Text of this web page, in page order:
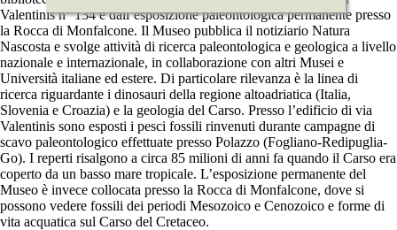
Valentinis n° 134 e dall’esposizione paleontologica permanente presso
la Rocca di Monfalcone. Il Museo pubblica il notiziario Natura
Nascosta e svolge attività di ricerca paleontologica e geologica a livello
nazionale e internazionale, in collaborazione con altri Musei e
Università italiane ed estere. Di particolare rilevanza è la linea di
ricerca riguardante i dinosauri della regione altoadriatica (Italia,
Slovenia e Croazia) e la geologia del Carso. Presso l’edificio di via
Valentinis sono esposti i pesci fossili rinvenuti durante campagne di
scavo paleontologico effettuate presso Polazzo (Fogliano-Redipuglia-
Go). I reperti risalgono a circa 85 milioni di anni fa quando il Carso era
coperto da un basso mare tropicale. L’esposizione permanente del
Museo è invece collocata presso la Rocca di Monfalcone, dove si
possono vedere fossili dei periodi Mesozoico e Cenozoico e forme di
vita acquatica sul Carso del Cretaceo.